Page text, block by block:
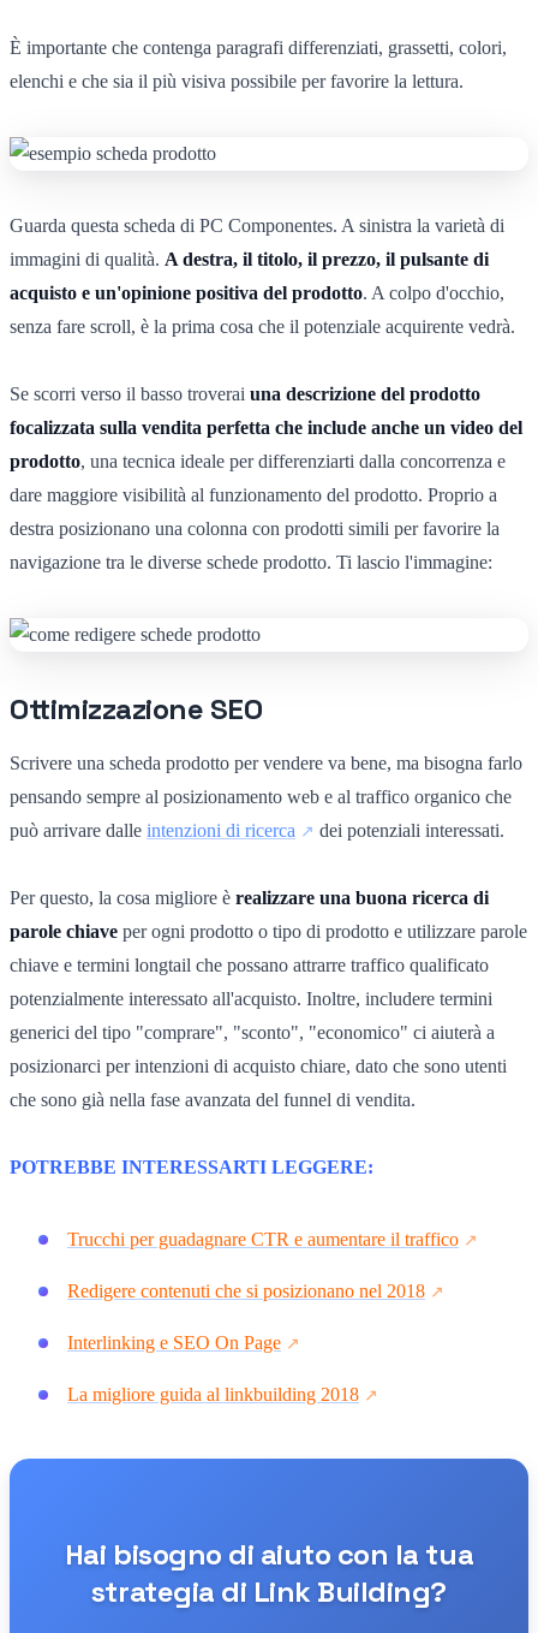
È importante che contenga paragrafi differenziati, grassetti, colori,
elenchi e che sia il più visiva possibile per favorire la lettura.
Guarda questa scheda di PC Componentes. A sinistra la varietà di
immagini di qualità. A destra, il titolo, il prezzo, il pulsante di
acquisto e un'opinione positiva del prodotto. A colpo d'occhio,
senza fare scroll, è la prima cosa che il potenziale acquirente vedrà.
Se scorri verso il basso troverai una descrizione del prodotto
focalizzata sulla vendita perfetta che include anche un video del
prodotto, una tecnica ideale per differenziarti dalla concorrenza e
dare maggiore visibilità al funzionamento del prodotto. Proprio a
destra posizionano una colonna con prodotti simili per favorire la
navigazione tra le diverse schede prodotto. Ti lascio l'immagine:
Ottimizzazione SEO
Scrivere una scheda prodotto per vendere va bene, ma bisogna farlo
pensando sempre al posizionamento web e al traffico organico che
può arrivare dalle intenzioni di ricerca dei potenziali interessati.
Per questo, la cosa migliore è realizzare una buona ricerca di
parole chiave per ogni prodotto o tipo di prodotto e utilizzare parole
chiave e termini longtail che possano attrarre traffico qualificato
potenzialmente interessato all'acquisto. Inoltre, includere termini
generici del tipo "comprare", "sconto", "economico" ci aiuterà a
posizionarci per intenzioni di acquisto chiare, dato che sono utenti
che sono già nella fase avanzata del funnel di vendita.
POTREBBE INTERESSARTI LEGGERE:
Trucchi per guadagnare CTR e aumentare il traffico
Redigere contenuti che si posizionano nel 2018
Interlinking e SEO On Page
La migliore guida al linkbuilding 2018
Hai bisogno di aiuto con la tua
strategia di Link Building?